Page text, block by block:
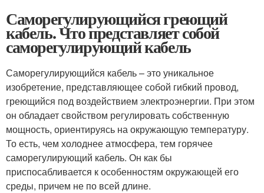
Саморегулирующийся греющий
кабель. Что представляет собой
саморегулирующий кабель
Саморегулирующийся кабель – это уникальное
изобретение, представляющее собой гибкий провод,
греющийся под воздействием электроэнергии. При этом
он обладает свойством регулировать собственную
мощность, ориентируясь на окружающую температуру.
То есть, чем холоднее атмосфера, тем горячее
саморегулирующий кабель. Он как бы
приспосабливается к особенностям окружающей его
среды, причем не по всей длине.